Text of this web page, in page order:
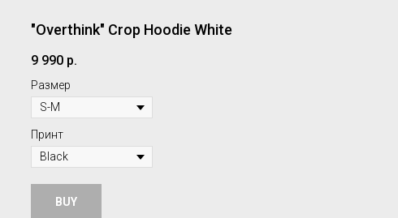
"Overthink" Crop Hoodie White
9 990 р.
Размер
Принт
BUY